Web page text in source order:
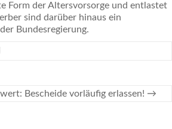
Form der Altersvorsorge und entlastet
sind darüber hinaus ein
Bundesregierung.
Bescheide vorläufig erlassen! →